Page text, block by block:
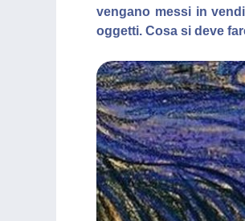
vengano messi in
oggetti. Cosa si deve